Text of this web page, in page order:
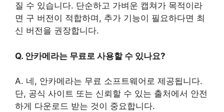
질 수 있습니다. 단순하고 가벼운 캡쳐가 목적이라
면 구 버전이 적합하며, 추가 기능이 필요하다면 최
신 버전을 권장합니다.
Q. 안카메라는 무료로 사용할 수 있나요?
A. 네, 안카메라는 무료 소프트웨어로 제공됩니다.
단, 공식 사이트 또는 신뢰할 수 있는 출처에서 안전
하게 다운로드 받는 것이 중요합니다.